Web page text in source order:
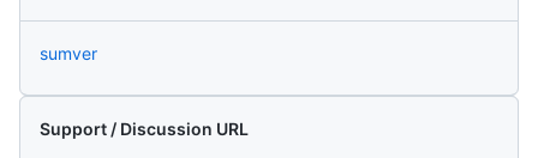
sumver
Support / Discussion URL